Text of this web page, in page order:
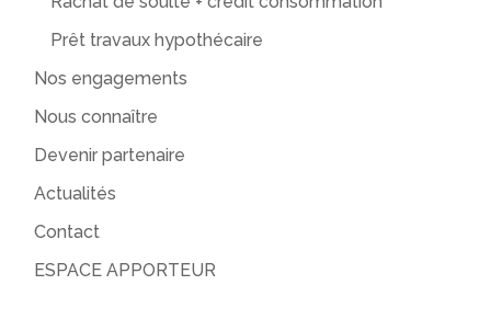
Prêt travaux hypothécaire
Nos engagements
Nous connaître
Devenir partenaire
Actualités
Contact
ESPACE APPORTEUR